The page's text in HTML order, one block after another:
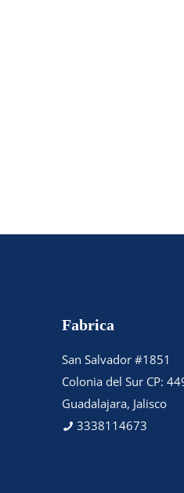
Fabrica
San Salvador #1851
Colonia del Sur CP:
Guadalajara, Jalisco
3338114673